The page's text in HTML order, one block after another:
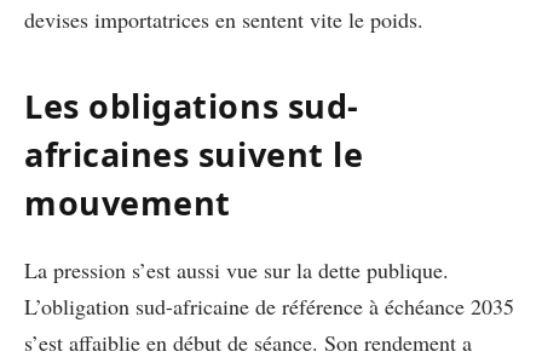
devises importatrices en sentent vite le poids.
Les obligations sud-
africaines suivent le
mouvement
La pression s’est aussi vue sur la dette publique.
L’obligation sud-africaine de référence à échéance 2035
s’est affaiblie en début de séance. Son rendement a